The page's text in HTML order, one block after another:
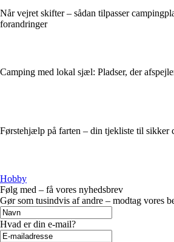
Når vejret skifter – sådan tilpasser
forandringer
Camping med lokal sjæl: Pladser, der
Førstehjælp på farten – din tjekliste til sikker
Hobby
Følg med – få vores nyhedsbrev
Gør som tusindvis af andre – modtag vores
Hvad er din e-mail?